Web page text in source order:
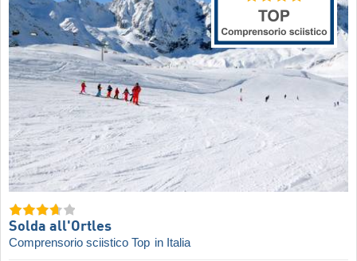
Solda all'Ortles
Comprensorio sciistico Top in Italia